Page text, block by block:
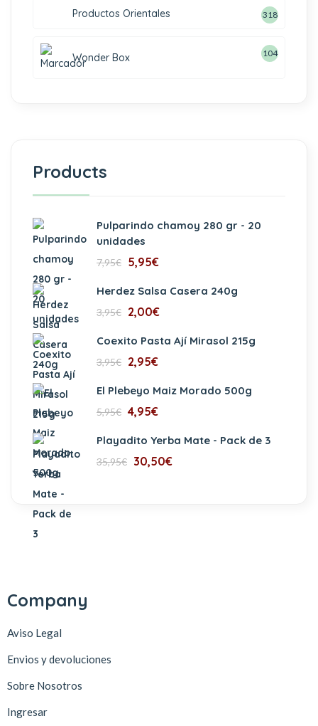
Productos Orientales 318
Wonder Box 104
Products
Pulparindo chamoy 280 gr - 20
unidades
7,95€ 5,95€
Herdez Salsa Casera 240g
3,95€ 2,00€
Coexito Pasta Ají Mirasol 215g
3,95€ 2,95€
El Plebeyo Maiz Morado 500g
5,95€ 4,95€
Playadito Yerba Mate - Pack de 3
35,95€ 30,50€
Company
Aviso Legal
Envios y devoluciones
Sobre Nosotros
Ingresar